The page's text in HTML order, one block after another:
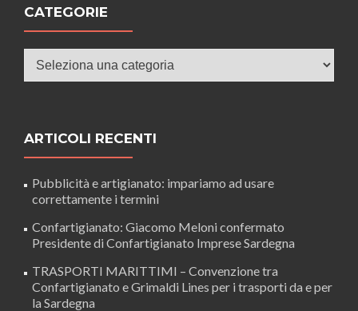
CATEGORIE
ARTICOLI RECENTI
Pubblicità e artigianato: impariamo ad usare
correttamente i termini
Confartigianato: Giacomo Meloni confermato
Presidente di Confartigianato Imprese Sardegna
TRASPORTI MARITTIMI – Convenzione tra
Confartigianato e Grimaldi Lines per i trasporti da e per
la Sardegna